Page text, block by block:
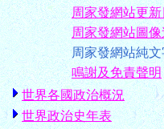
周家發網站更
周家發網站圖
周家發網站純
鳴謝及免責聲明
世界各國政治概況
世界政治史年表